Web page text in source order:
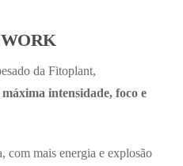
da Fitoplant,
máxima intensidade, foco e
com mais energia e explosão